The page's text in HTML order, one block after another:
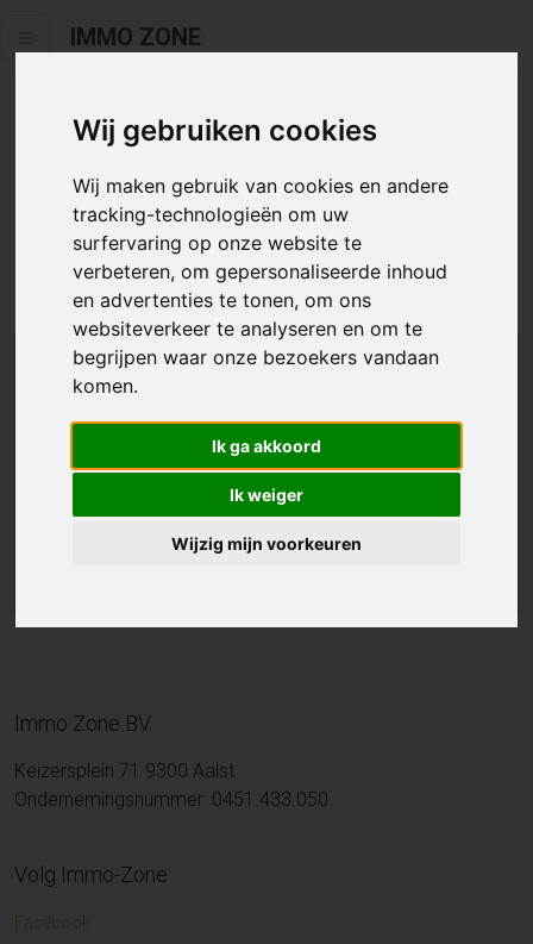
Wij gebruiken cookies
Wij maken gebruik van cookies en andere
tracking-technologieën om uw
surfervaring op onze website te
verbeteren, om gepersonaliseerde inhoud
en advertenties te tonen, om ons
websiteverkeer te analyseren en om te
begrijpen waar onze bezoekers vandaan
komen.
Ik ga akkoord
Ik weiger
Wijzig mijn voorkeuren
IMMO ZONE
Helaas staat dit zoekertje niet
meer online.
Neem zeker een kijkje in ons aanbod te koop
We helpen u graag zoeken
Maak hier een zoekprofiel aan en we houden u op
de hoogte van passend aanbod.
Immo Zone BV
Keizersplein 71 9300 Aalst
Ondernemingsnummer: 0451.433.050
Volg Immo-Zone
Facebook